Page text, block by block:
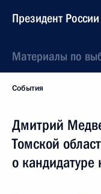
Президент России
Материалы по
События
Дмитрий
Томской
о кандидатуре